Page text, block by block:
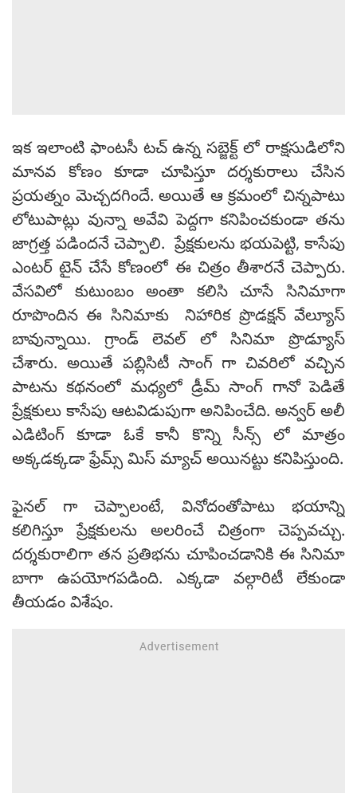
ఇక ఇలాంటి ఫాంటసీ టచ్ ఉన్న సబ్జెక్ట్ లో రాక్షసుడిలోని
మానవ కోణం కూడా చూపిస్తూ దర్శకురాలు చేసిన
ప్రయత్నం మెచ్చదగిందే. అయితే ఆ క్రమంలో చిన్నపాటు
లోటుపాట్లు వున్నా అవేవి పెద్దగా కనిపించకుండా తను
జాగ్రత్త పడిందనే చెప్పాలి. ప్రేక్షకులను భయపెట్టి, కాసేపు
ఎంటర్ టైన్ చేసే కోణంలో ఈ చిత్రం తీశారనే చెప్పారు.
వేసవిలో కుటుంబం అంతా కలిసి చూసే సినిమాగా
రూపొందిన ఈ సినిమాకు నిహారిక ప్రొడక్షన్ వేల్యూస్
బావున్నాయి. గ్రాండ్ లెవల్ లో సినిమా ప్రొడ్యూస్
చేశారు. అయితే పబ్లిసిటీ సాంగ్ గా చివరిలో వచ్చిన
పాటను కథనంలో మధ్యలో డ్రీమ్ సాంగ్ గానో పెడితే
ప్రేక్షకులు కాసేపు ఆటవిడుపుగా అనిపించేది. అన్వర్ అలీ
ఎడిటింగ్ కూడా ఓకే కానీ కొన్ని సీన్స్ లో మాత్రం
అక్కడక్కడా ఫ్రేమ్స్ మిస్ మ్యాచ్ అయినట్టు కనిపిస్తుంది.
ఫైనల్ గా చెప్పాలంటే, వినోదంతోపాటు భయాన్ని
కలిగిస్తూ ప్రేక్షకులను అలరించే చిత్రంగా చెప్పవచ్చు.
దర్శకురాలిగా తన ప్రతిభను చూపించడానికి ఈ సినిమా
బాగా ఉపయోగపడింది. ఎక్కడా వల్గారిటీ లేకుండా
తీయడం విశేషం.